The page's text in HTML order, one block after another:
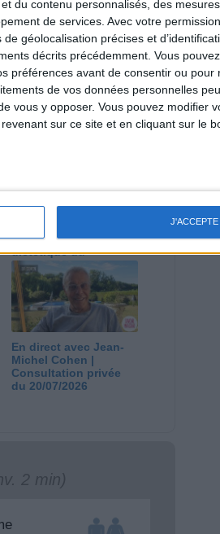
du contenu personnalisés, des
de services. Avec votre
géolocalisation précises et
décrits précédemment. Vous
préférences avant de consentir ou pour
de vos données personnelles
vous y opposer. Vous pouvez modifier
sur ce site et en cliquant sur le
J'ACCEPTE
Voir tout
à des vidéo-
du programme.
Consultation
diététique du
29/07/2026
En direct avec Jean-
Michel Cohen |
Consultation privée
du 20/07/2026
2 min)